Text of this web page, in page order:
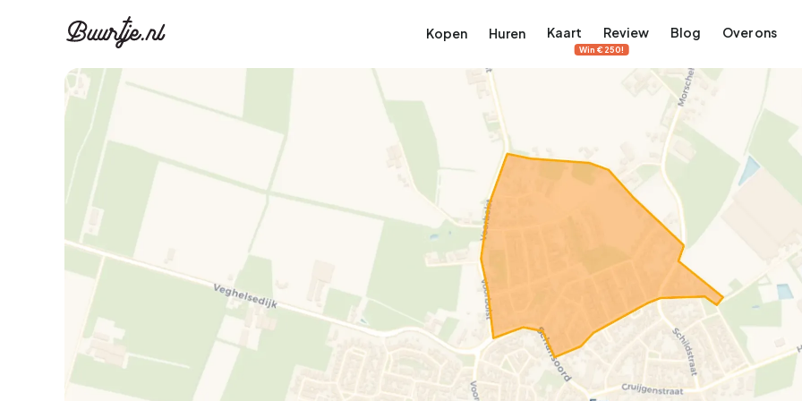
Kopen Huren Kaart Review
Win €250!
Blog Over ons